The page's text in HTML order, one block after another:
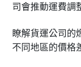
司會推動運費調
瞭解貨運公司的
不同地區的價格